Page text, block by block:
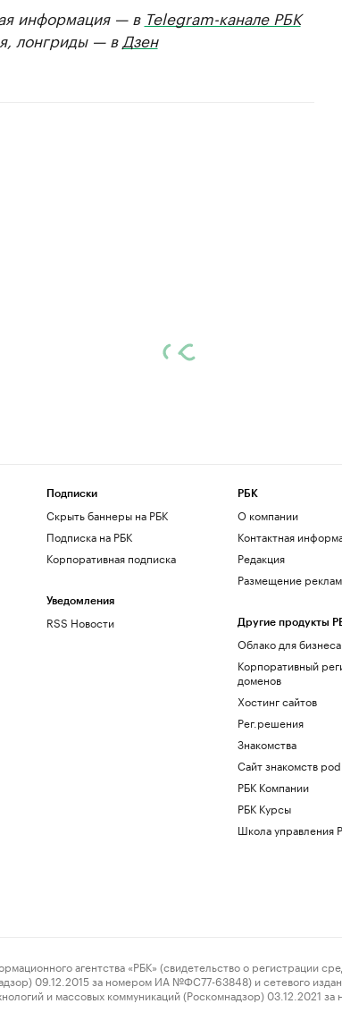
информация — в Telegram-канале РБК
лонгриды — в Дзен
Подписки
Скрыть баннеры на РБК
Подписка на РБК
Корпоративная подписка
Уведомления
RSS Новости
РБК
О компании
Контактная
Редакция
Размещение
Другие продукты
Облако для бизнеса
Корпоративный
доменов
Хостинг сайтов
Рег.решения
Знакомства
Сайт знакомств
РБК Компании
РБК Курсы
Школа управления
агентства «РБК» (свидетельство о регистрации
09.12.2015 за номером ИА №ФС77-63848) и сетевого
и массовых коммуникаций (Роскомнадзор) 03.12.2021